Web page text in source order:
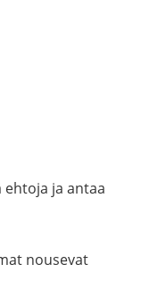
ja antaa
nousevat